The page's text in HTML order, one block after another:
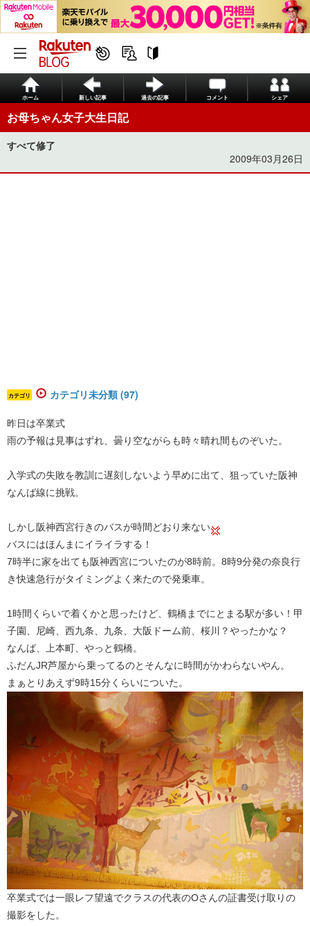
ホーム 新しい記事 過去の記事 コメント シェア
お母ちゃん女子大生日記
すべて修了
2009年03月26日
カテゴリ カテゴリ未分類 (97)
昨日は卒業式
雨の予報は見事はずれ、曇り空ながらも時々晴れ間ものぞいた。
入学式の失敗を教訓に遅刻しないよう早めに出て、狙っていた阪神
なんば線に挑戦。
しかし阪神西宮行きのバスが時間どおり来ない
バスにはほんまにイライラする！
7時半に家を出ても阪神西宮についたのが8時前。8時9分発の奈良行
き快速急行がタイミングよく来たので発乗車。
1時間くらいで着くかと思ったけど、鶴橋までにとまる駅が多い！甲
子園、尼崎、西九条、九条、大阪ドーム前、桜川？やったかな？
なんば、上本町、やっと鶴橋。
ふだんJR芦屋から乗ってるのとそんなに時間がかわらないやん。
まぁとりあえず9時15分くらいについた。
卒業式では一眼レフ望遠でクラスの代表のOさんの証書受け取りの
撮影をした。